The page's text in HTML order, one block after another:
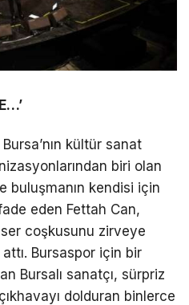
kültür sanat
biri olan
buluşmanın kendisi için
eden Fettah Can,
coşkusunu zirveye
Bursaspor için bir
Bursalı sanatçı, sürpriz
dolduran binlerce